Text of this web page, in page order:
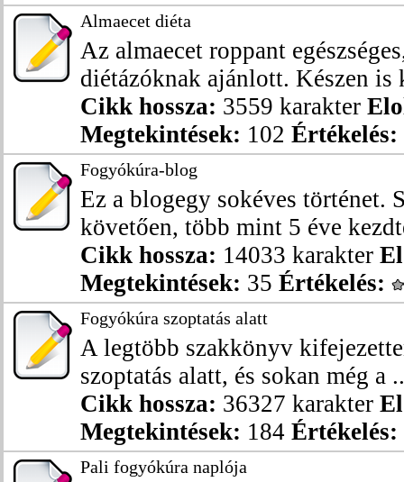
Almaecet diéta
Az almaecet roppant
diétázóknak ajánlott. Készen is
Cikk hossza: 3559 karakter
Megtekintések: 102 Értékelés:
Fogyókúra-blog
Ez a blogegy sokéves történet.
követően, több mint 5 éve
Cikk hossza: 14033 karakter
Megtekintések: 35 Értékelés:
Fogyókúra szoptatás alatt
A legtöbb szakkönyv
szoptatás alatt, és sokan még a
Cikk hossza: 36327 karakter
Megtekintések: 184 Értékelés:
Pali fogyókúra naplója